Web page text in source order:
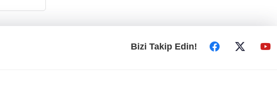
Bizi Takip Edin!